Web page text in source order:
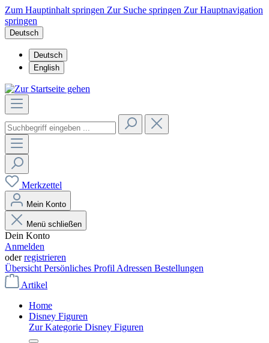
Zum Hauptinhalt springen Zur Suche springen Zur Hauptnavigation
springen
Deutsch
Deutsch
English
Merkzettel
Mein Konto
Menü schließen
Dein Konto
Anmelden
oderregistrieren
Übersicht Persönliches Profil Adressen Bestellungen
Artikel
Home
Disney Figuren
Zur Kategorie Disney Figuren